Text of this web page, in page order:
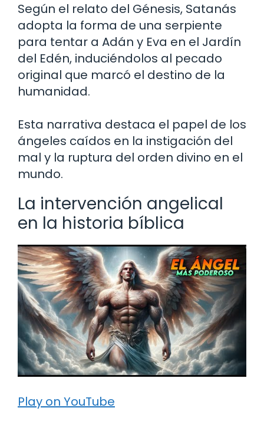
Según el relato del Génesis, Satanás
adopta la forma de una serpiente
para tentar a Adán y Eva en el Jardín
del Edén, induciéndolos al pecado
original que marcó el destino de la
humanidad.
Esta narrativa destaca el papel de los
ángeles caídos en la instigación del
mal y la ruptura del orden divino en el
mundo.
La intervención angelical
en la historia bíblica
Play on YouTube